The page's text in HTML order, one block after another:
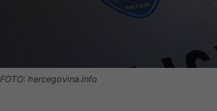
FOTO: hercegovina.info